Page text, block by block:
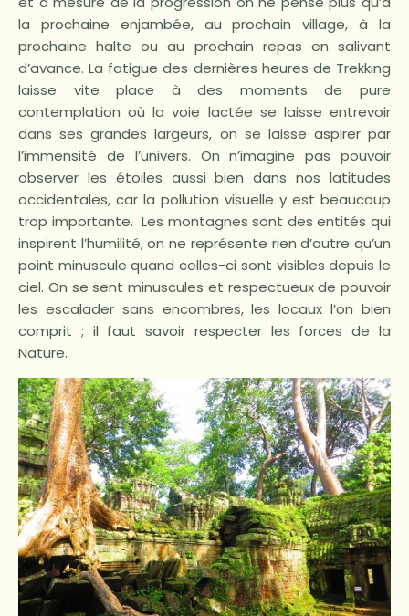
la prochaine enjambée, au prochain village, à la
prochaine halte ou au prochain repas en salivant
d’avance. La fatigue des dernières heures de Trekking
laisse vite place à des moments de pure
contemplation où la voie lactée se laisse entrevoir
dans ses grandes largeurs, on se laisse aspirer par
l’immensité de l’univers. On n’imagine pas pouvoir
observer les étoiles aussi bien dans nos latitudes
occidentales, car la pollution visuelle y est beaucoup
trop importante. Les montagnes sont des entités qui
inspirent l’humilité, on ne représente rien d’autre qu’un
point minuscule quand celles-ci sont visibles depuis le
ciel. On se sent minuscules et respectueux de pouvoir
les escalader sans encombres, les locaux l’on bien
comprit ; il faut savoir respecter les forces de la
Nature.